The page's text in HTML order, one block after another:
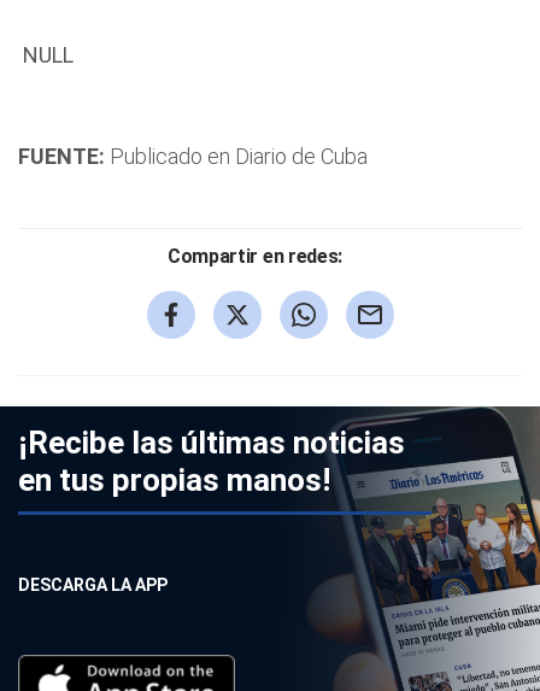
NULL
FUENTE: Publicado en Diario de Cuba
Compartir en redes:
¡Recibe las últimas noticias
en tus propias manos!
DESCARGA LA APP